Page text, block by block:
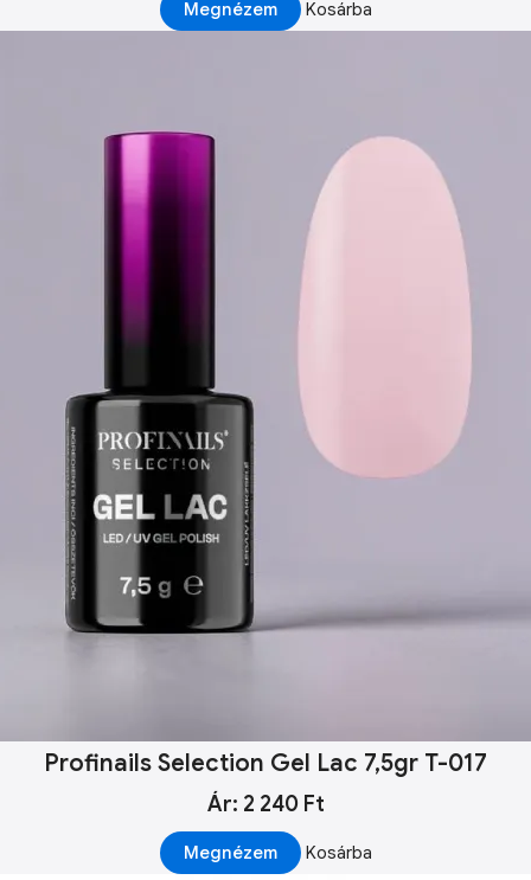
Megnézem Kosárba
Profinails Selection Gel Lac 7,5gr T-017
Ár: 2 240 Ft
Megnézem Kosárba